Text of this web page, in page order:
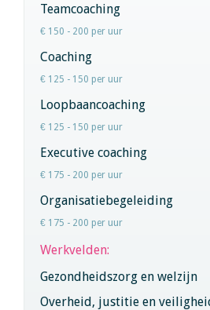
Teamcoaching
€ 150 - 200 per uur
Coaching
€ 125 - 150 per uur
Loopbaancoaching
€ 125 - 150 per uur
Executive coaching
€ 175 - 200 per uur
Organisatiebegeleiding
€ 175 - 200 per uur
Werkvelden:
Gezondheidszorg en welzijn
Overheid, justitie en